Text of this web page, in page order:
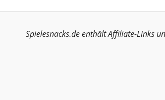
Spielesnacks.de enthält Affiliate-Links